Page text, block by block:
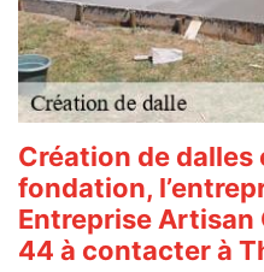
Création de
fondation,
Entreprise Artisan
44 à contacter à